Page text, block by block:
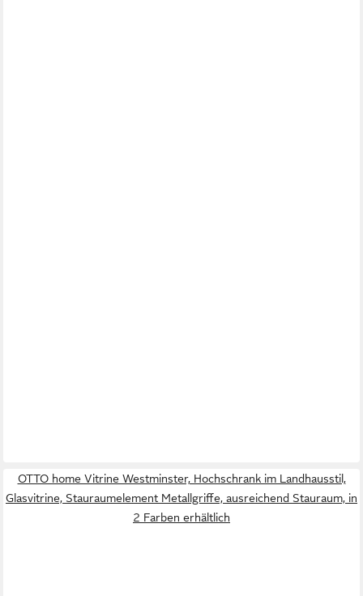
OTTO home Vitrine Westminster, Hochschrank im Landhausstil,
Glasvitrine, Stauraumelement Metallgriffe, ausreichend Stauraum, in
2 Farben erhältlich